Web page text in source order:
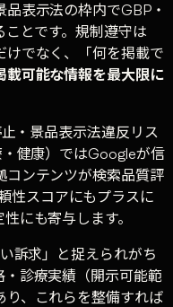
表示法の枠内でGBP・
とです。規制遵守は
けでなく、「何を掲載で
載可能な情報を最大限に
・景品表示法違反リス
健康）ではGoogleが信
コンテンツが検索品質評
性スコアにもプラスに
にも寄与します。
訴求」と捉えられがち
診療実績（開示可能範
り、これらを整備すれば